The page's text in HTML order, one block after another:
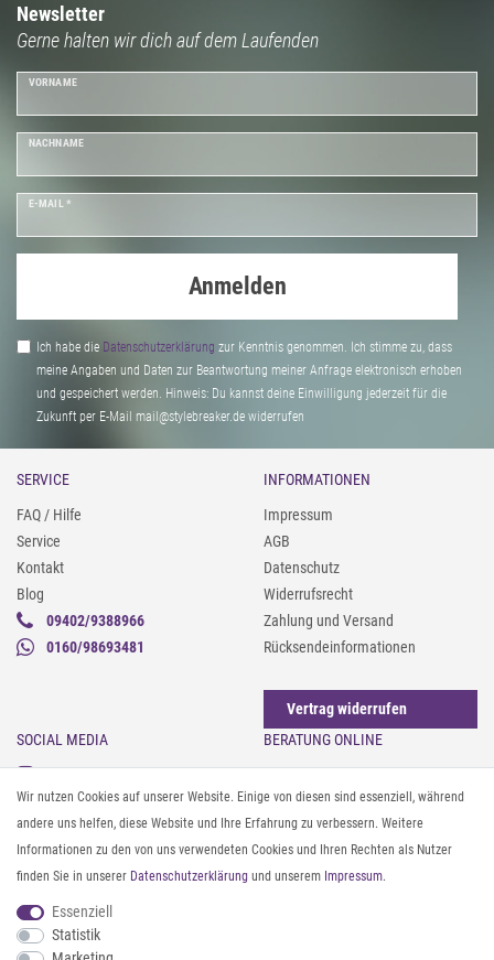
Newsletter
Gerne halten wir dich auf dem Laufenden
VORNAME
NACHNAME
E-MAIL *
Anmelden
Ich habe die Daten­schutz­erklärung zur Kenntnis genommen. Ich stimme zu, dass
meine Angaben und Daten zur Beantwortung meiner Anfrage elektronisch erhoben
und gespeichert werden. Hinweis: Du kannst deine Einwilligung jederzeit für die
Zukunft per E-Mail mail@stylebreaker.de widerrufen
SERVICE
FAQ / Hilfe
Service
Kontakt
Blog
09402/9388966
0160/98693481
INFORMATIONEN
Impressum
AGB
Datenschutz
Widerrufsrecht
Zahlung und Versand
Rücksendeinformationen
Vertrag widerrufen
SOCIAL MEDIA
Instagram
Facebook
Pinterest
Twitter
Youtube
Threads
BERATUNG ONLINE
Gürtel messen & kürzen
Sonnenbrillen & UV-Schutz
Textilpflege
Textil- und Material-Guide
Geldbörse richtig organisieren
Wir nutzen Cookies auf unserer Website. Einige von diesen sind essenziell, während
andere uns helfen, diese Website und Ihre Erfahrung zu verbessern. Weitere
Informationen zu den von uns verwendeten Cookies und Ihren Rechten als Nutzer
finden Sie in unserer Daten­schutz­erklärung und unserem Impressum.
Essenziell
Statistik